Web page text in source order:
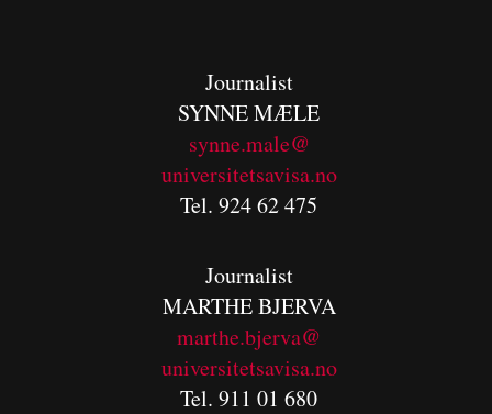
Journalist
SYNNE MÆLE
synne.male@
universitetsavisa.no
Tel. 924 62 475
Journalist
MARTHE BJERVA
marthe.bjerva@
universitetsavisa.no
Tel. 911 01 680